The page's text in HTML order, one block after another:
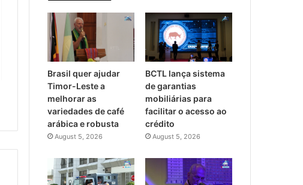
Brasil quer ajudar
Timor-Leste a
melhorar as
variedades de café
arábica e robusta
August 5, 2026
BCTL lança sistema
de garantias
mobiliárias para
facilitar o acesso ao
crédito
August 5, 2026